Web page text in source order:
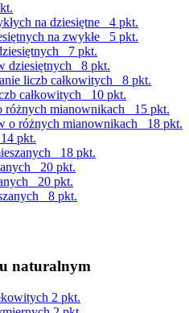
na dziesiętne
4 pkt.
na zwykłe
5 pkt.
7 pkt.
dziesiętnych
8 pkt.
liczb całkowitych
8 pkt.
całkowitych
10 pkt.
różnych mianownikach
15 pkt.
o różnych mianownikach
18 pkt.
14 pkt.
18 pkt.
20 pkt.
20 pkt.
8 pkt.
naturalnym
2 pkt.